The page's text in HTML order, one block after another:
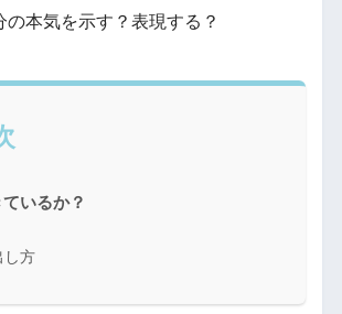
の本気を示す？表現する？
いるか？
し方